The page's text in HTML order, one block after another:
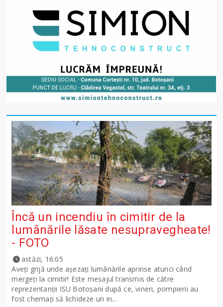
Încă un incendiu în cimitir de la
lumânările lăsate nesupravegheate!
- FOTO
astăzi, 16:05
Aveți grijă unde așezați lumânările aprinse atunci când
mergeți la cimitir! Este mesajul transmis de către
reprezentanții ISU Botoșani după ce, vineri, pompierii au
fost chemați să lichideze un in...